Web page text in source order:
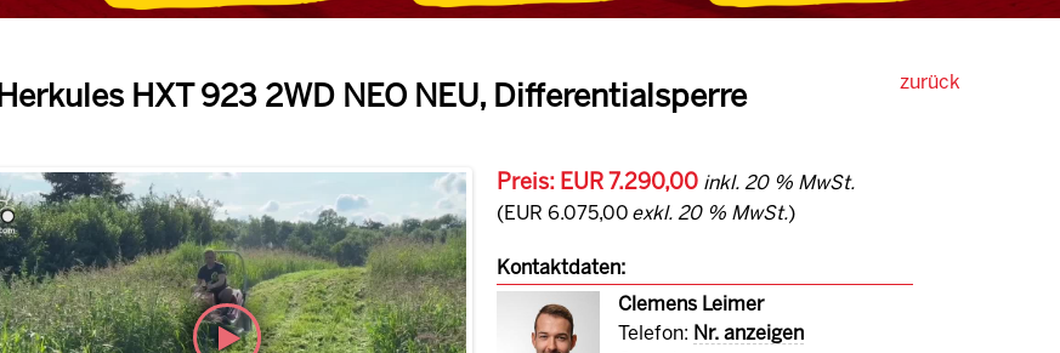
Herkules HXT 923 2WD NEO NEU, Differentialsperre
zurück
Preis: EUR 7.290,00 inkl. 20 % MwSt.
(EUR 6.075,00 exkl. 20 % MwSt.)
Kontaktdaten:
Clemens Leimer
Telefon: Nr. anzeigen